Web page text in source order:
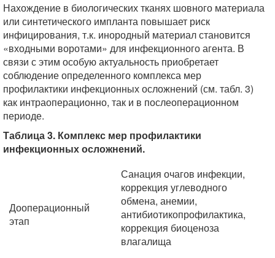
Нахождение в биологических тканях шовного материала
или синтетического импланта повышает риск
инфицирования, т.к. инородный материал становится
«входными воротами» для инфекционного агента. В
связи с этим особую актуальность приобретает
соблюдение определенного комплекса мер
профилактики инфекционных осложнений (см. табл. 3)
как интраоперационно, так и в послеоперационном
периоде.
Таблица 3. Комплекс мер профилактики
инфекционных осложнений.
Дооперационный
этап
Санация очагов инфекции,
коррекция углеводного
обмена, анемии,
антибиотикопрофилактика,
коррекция биоценоза
влагалища